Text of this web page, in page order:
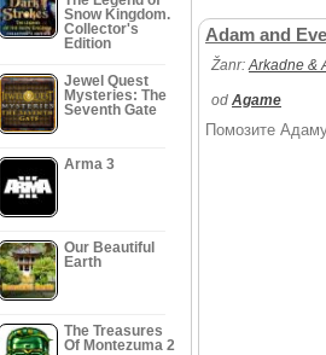
Snow Kingdom.
Collector's
Edition
Jewel Quest
Mysteries: The
Seventh Gate
Arma 3
Our Beautiful
Earth
The Treasures
Of Montezuma 2
Adam and
Žanr:Arkadne &
od Agame
Помозите